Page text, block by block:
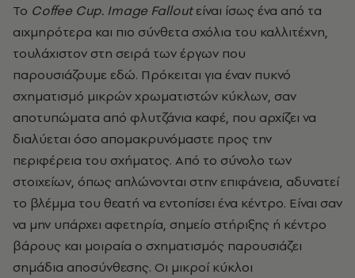
Το Coffee Cup. Image Falloutείναι ίσως ένα από τα
αιχμηρότερα και πιο σύνθετα σχόλια του καλλιτέχνη,
τουλάχιστον στη σειρά των έργων που
παρουσιάζουμε εδώ. Πρόκειται για έναν πυκνό
σχηματισμό μικρών χρωματιστών κύκλων, σαν
αποτυπώματα από φλυτζάνια καφέ, που αρχίζει να
διαλύεται όσο απομακρυνόμαστε προς την
περιφέρεια του σχήματος. Από το σύνολο των
στοιχείων, όπως απλώνονται στην επιφάνεια, αδυνατεί
το βλέμμα του θεατή να εντοπίσει ένα κέντρο. Είναι σαν
να μην υπάρχει αφετηρία, σημείο στήριξης ή κέντρο
βάρους και μοιραία ο σχηματισμός παρουσιάζει
σημάδια αποσύνθεσης. Οι μικροί κύκλοι